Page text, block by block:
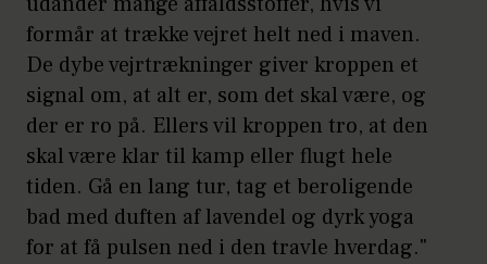
formår at trække vejret helt ned i maven.
De dybe vejrtrækninger giver kroppen et
signal om, at alt er, som det skal være, og
der er ro på. Ellers vil kroppen tro, at den
skal være klar til kamp eller flugt hele
tiden. Gå en lang tur, tag et beroligende
bad med duften af lavendel og dyrk yoga
for at få pulsen ned i den travle hverdag."